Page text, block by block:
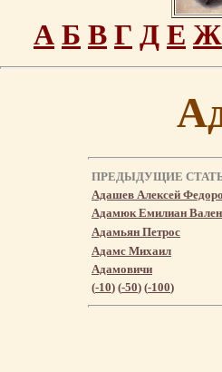
А Б В Г Д Е Ж
ПРЕДЫДУЩИЕ
Адашев Алексей
Адамюк Емилиан
Адамьян Петрос
Адамс Михаил
Адамовичи
(-10) (-50) (-100)